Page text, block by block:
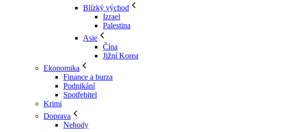
Blízký východ
Izrael
Palestina
Asie
Čína
Jižní Korea
Ekonomika
Finance a burza
Podnikání
Spotřebitel
Krimi
Doprava
Nehody